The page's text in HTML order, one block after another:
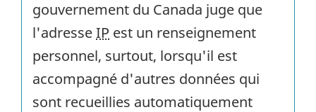
gouvernement du Canada juge que
l'adresseIP est un renseignement
personnel, surtout, lorsqu'il est
accompagné d'autres données qui
sont recueillies automatiquement